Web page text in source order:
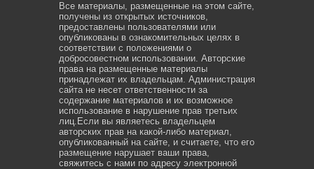
Все материалы, размещенные на этом сайте,
получены из открытых источников,
предоставлены пользователями или
опубликованы в ознакомительных целях в
соответствии с положениями о
добросовестном использовании. Авторские
права на размещенные материалы
принадлежат их владельцам. Администрация
сайта не несет ответственности за
содержание материалов и их возможное
использование в нарушение прав третьих
лиц.Если вы являетесь владельцем
авторских прав на какой-либо материал,
опубликованный на сайте, и считаете, что его
размещение нарушает ваши права,
свяжитесь с нами по адресу электронной